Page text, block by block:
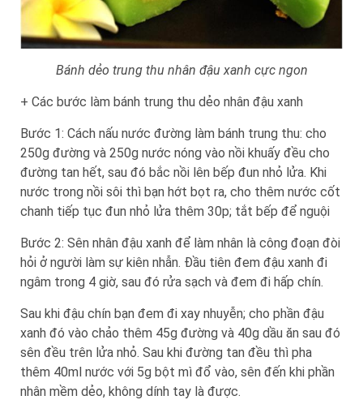
Bánh dẻo trung thu nhân đậu xanh cực ngon
+ Các bước làm bánh trung thu dẻo nhân đậu xanh
Bước 1: Cách nấu nước đường làm bánh trung thu: cho
250g đường và 250g nước nóng vào nồi khuấy đều cho
đường tan hết, sau đó bắc nồi lên bếp đun nhỏ lửa. Khi
nước trong nồi sôi thì bạn hớt bọt ra, cho thêm nước cốt
chanh tiếp tục đun nhỏ lửa thêm 30p; tắt bếp để nguội
Bước 2: Sên nhân đậu xanh để làm nhân là công đoạn đòi
hỏi ở người làm sự kiên nhẫn. Đầu tiên đem đậu xanh đi
ngâm trong 4 giờ, sau đó rửa sạch và đem đi hấp chín.
Sau khi đậu chín bạn đem đi xay nhuyễn; cho phần đậu
xanh đó vào chảo thêm 45g đường và 40g dầu ăn sau đó
sên đều trên lửa nhỏ. Sau khi đường tan đều thì pha
thêm 40ml nước với 5g bột mì đổ vào, sên đến khi phần
nhân mềm dẻo, không dính tay là được.